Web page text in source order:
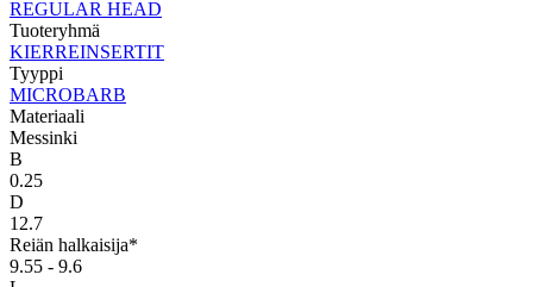
REGULAR HEAD
Tuoteryhmä
KIERREINSERTIT
Tyyppi
MICROBARB
Materiaali
Messinki
B
0.25
D
12.7
Reiän halkaisija*
9.55 - 9.6